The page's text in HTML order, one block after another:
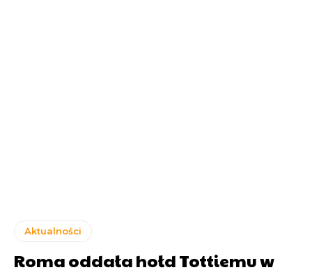
Aktualności
Roma oddała hołd Tottiemu w